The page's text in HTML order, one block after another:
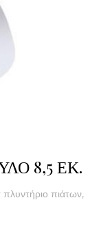
8,5 ΕΚ.
πιάτων,